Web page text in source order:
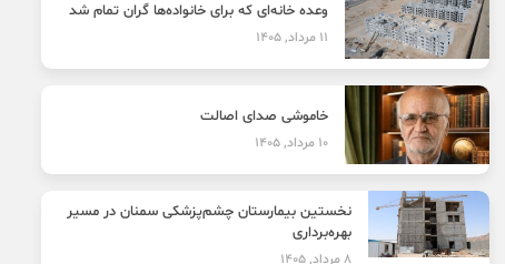
وعده خانه‌ای که برای خانواده‌ها گران تمام شد
11 مرداد, 1405
خاموشی صدای اصالت
10 مرداد, 1405
نخستین بیمارستان چشم‌پزشکی سمنان در مسیر
بهره‌برداری
8 مرداد, 1405